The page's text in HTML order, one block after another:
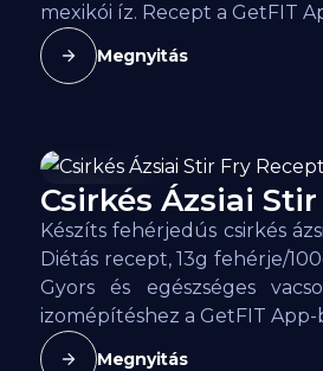
mexikói íz. Recept a GetFIT
Megnyitás
132 kcal
Csirkés Ázsiai
Készíts fehérjedús csirkés
Diétás recept, 13g fehérje/
Gyors és egészséges
izomépítéshez a GetFIT App-
Megnyitás